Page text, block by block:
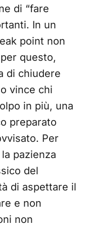
di “fare
In un
point non
questo,
di chiudere
vince chi
in più, una
preparato
Per
pazienza
del
di aspettare il
e non
non